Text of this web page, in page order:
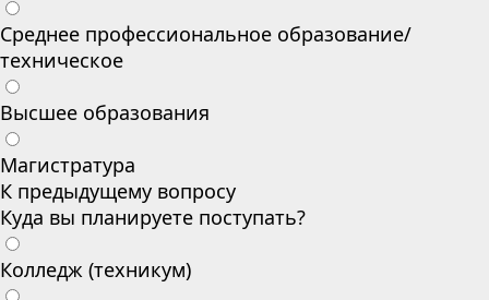
Среднее профессиональное образование/
техническое
Высшее образования
Магистратура
К предыдущему вопросу
Куда вы планируете поступать?
Колледж (техникум)